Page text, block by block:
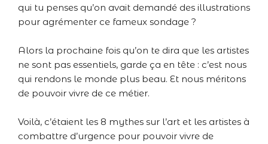
qui tu penses qu’on avait demandé des illustrations
pour agrémenter ce fameux sondage ?
Alors la prochaine fois qu’on te dira que les artistes
ne sont pas essentiels, garde ça en tête : c’est nous
qui rendons le monde plus beau. Et nous méritons
de pouvoir vivre de ce métier.
Voilà, c’étaient les 8 mythes sur l’art et les artistes à
combattre d’urgence pour pouvoir vivre de